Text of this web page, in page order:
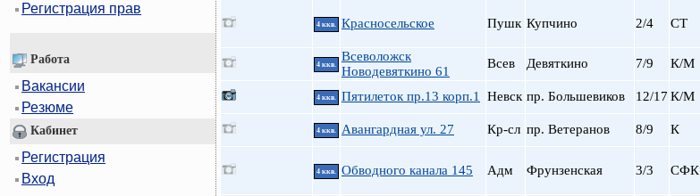
Регистрация прав
Работа
Вакансии
Резюме
Кабинет
Регистрация
Вход
4 ккв. Красносельское Пушк Купчино 2/4 СТ
4 ккв.
Всеволожск
Новодевяткино 61
Всев Девяткино 7/9 К/М
4 ккв. Пятилеток пр.13 корп.1 Невск пр. Большевиков 12/17 К/М
4 ккв. Авангардная ул. 27 Кр-сл пр. Ветеранов 8/9 К
4 ккв. Обводного канала 145 Адм Фрунзенская 3/3 СФК